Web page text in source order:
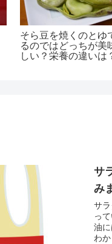
そら豆を焼くのとゆ
るのではどっちが美
しい？栄養の違いは
サ
み
サ
っ
油
わ